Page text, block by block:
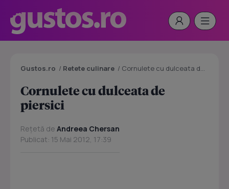
Gustos.ro / Retete culinare / Cornulete cu dulceata de piersici
Cornulete cu dulceata de
piersici
Rețetă de Andreea Chersan
Publicat: 15 Mai 2012, 17:39